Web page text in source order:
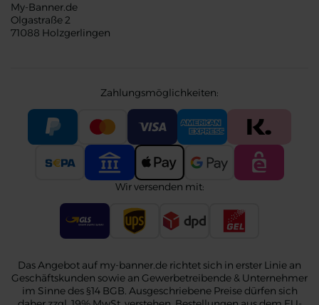
My-Banner.de
Olgastraße 2
71088 Holzgerlingen
Zahlungsmöglichkeiten:
Wir versenden mit:
Das Angebot auf my-banner.de richtet sich in erster Linie an
Geschäftskunden sowie an Gewerbetreibende & Unternehmer
im Sinne des §14 BGB. Ausgeschriebene Preise dürfen sich